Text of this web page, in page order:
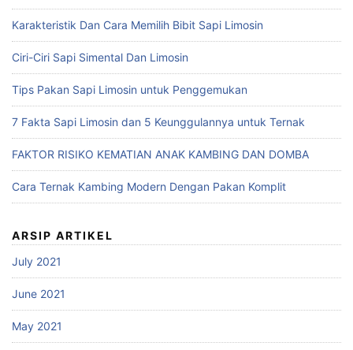
Karakteristik Dan Cara Memilih Bibit Sapi Limosin
Ciri-Ciri Sapi Simental Dan Limosin
Tips Pakan Sapi Limosin untuk Penggemukan
7 Fakta Sapi Limosin dan 5 Keunggulannya untuk Ternak
FAKTOR RISIKO KEMATIAN ANAK KAMBING DAN DOMBA
Cara Ternak Kambing Modern Dengan Pakan Komplit
ARSIP ARTIKEL
July 2021
June 2021
May 2021